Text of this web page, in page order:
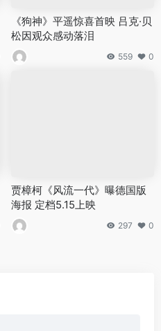
《狗神》平遥惊喜首映 吕克·贝
松因观众感动落泪
559 0
贾樟柯《风流一代》曝德国版
海报 定档5.15上映
297 0